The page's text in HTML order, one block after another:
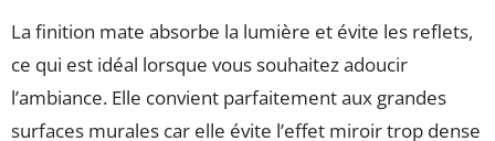
La finition mate absorbe la lumière et évite les reflets,
ce qui est idéal lorsque vous souhaitez adoucir
l’ambiance. Elle convient parfaitement aux grandes
surfaces murales car elle évite l’effet miroir trop dense